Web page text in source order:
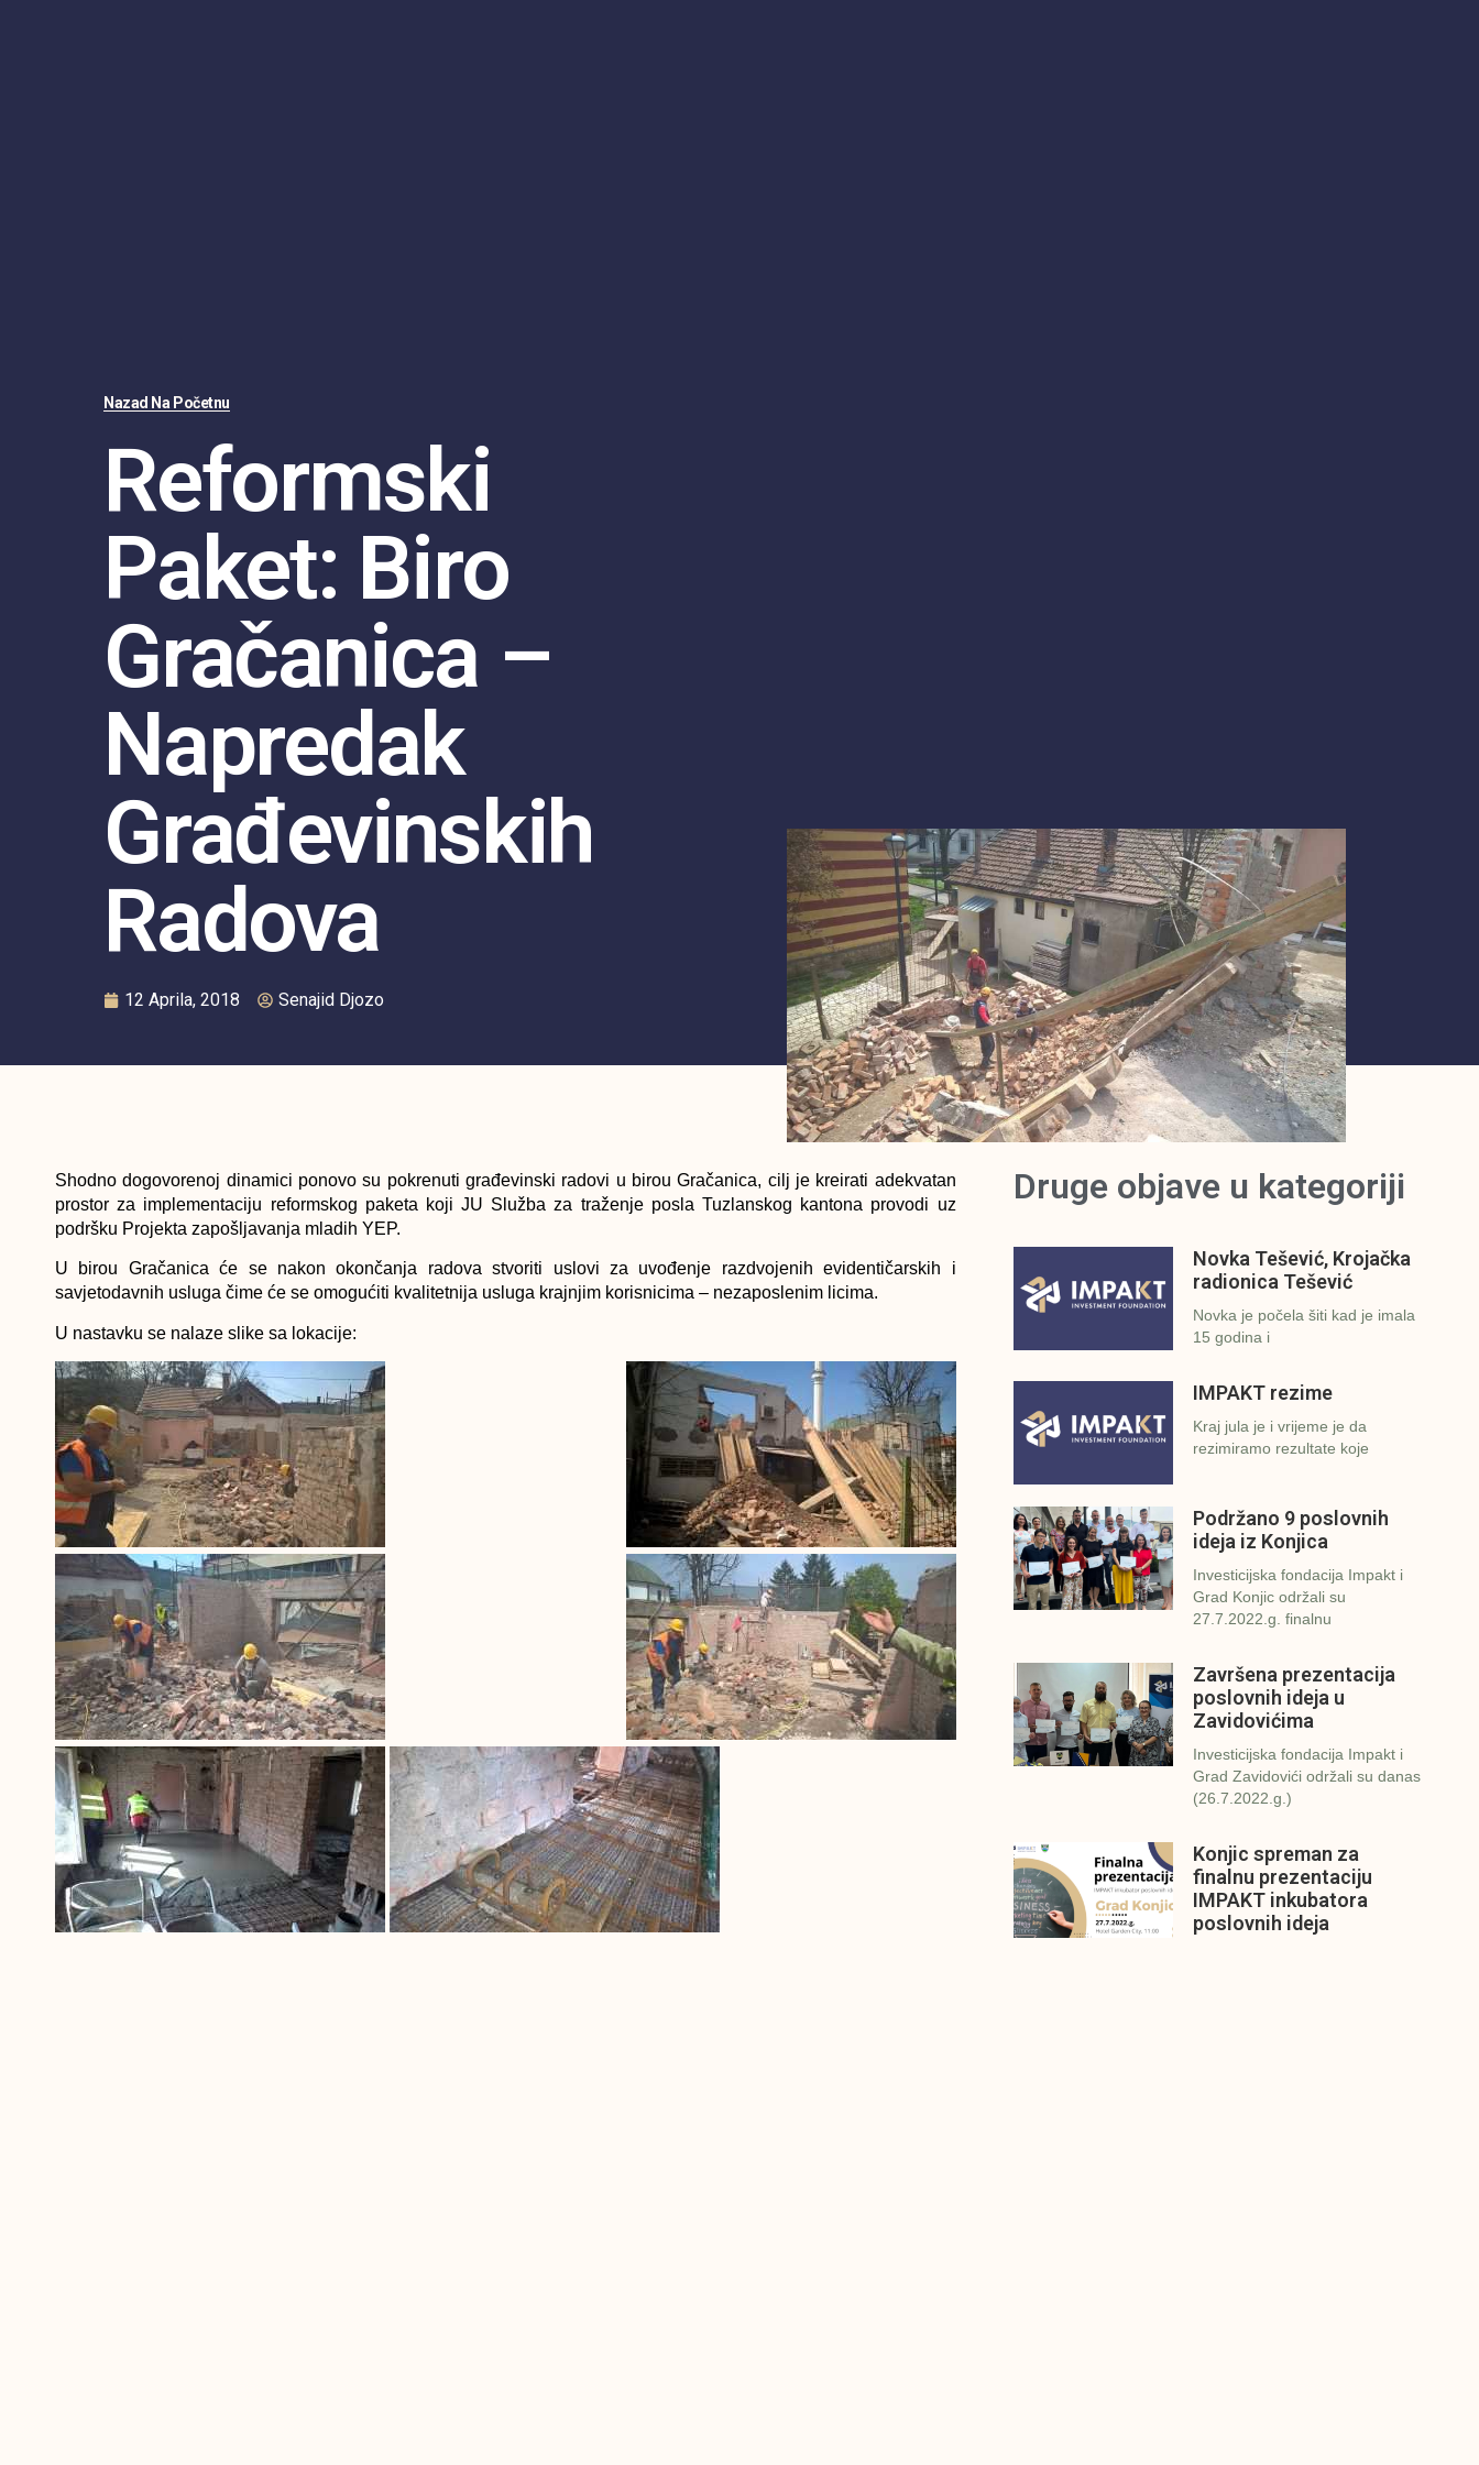
Nazad Na Početnu
Reformski
Paket: Biro
Gračanica –
Napredak
Građevinskih
Radova
12 Aprila, 2018 Senajid Djozo
Shodno dogovorenoj dinamici ponovo su pokrenuti građevinski radovi u birou Gračanica, cilj je kreirati adekvatan
prostor za implementaciju reformskog paketa koji JU Služba za traženje posla Tuzlanskog kantona provodi uz
podršku Projekta zapošljavanja mladih YEP.
U birou Gračanica će se nakon okončanja radova stvoriti uslovi za uvođenje razdvojenih evidentičarskih i
savjetodavnih usluga čime će se omogućiti kvalitetnija usluga krajnjim korisnicima – nezaposlenim licima.
U nastavku se nalaze slike sa lokacije:
Druge objave u kategoriji
Novka Tešević, Krojačka
radionica Tešević
Novka je počela šiti kad je imala
15 godina i
IMPAKT rezime
Kraj jula je i vrijeme je da
rezimiramo rezultate koje
Podržano 9 poslovnih
ideja iz Konjica
Investicijska fondacija Impakt i
Grad Konjic održali su
27.7.2022.g. finalnu
Završena prezentacija
poslovnih ideja u
Zavidovićima
Investicijska fondacija Impakt i
Grad Zavidovići održali su danas
(26.7.2022.g.)
Konjic spreman za
finalnu prezentaciju
IMPAKT inkubatora
poslovnih ideja